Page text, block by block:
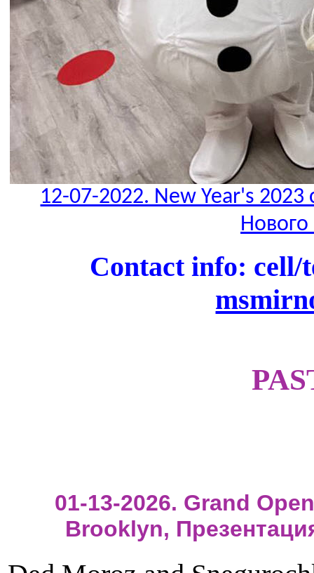
12-07-2022. New Year's
Нового
Contact info: cell/
01-13-2026. Grand
Brooklyn,